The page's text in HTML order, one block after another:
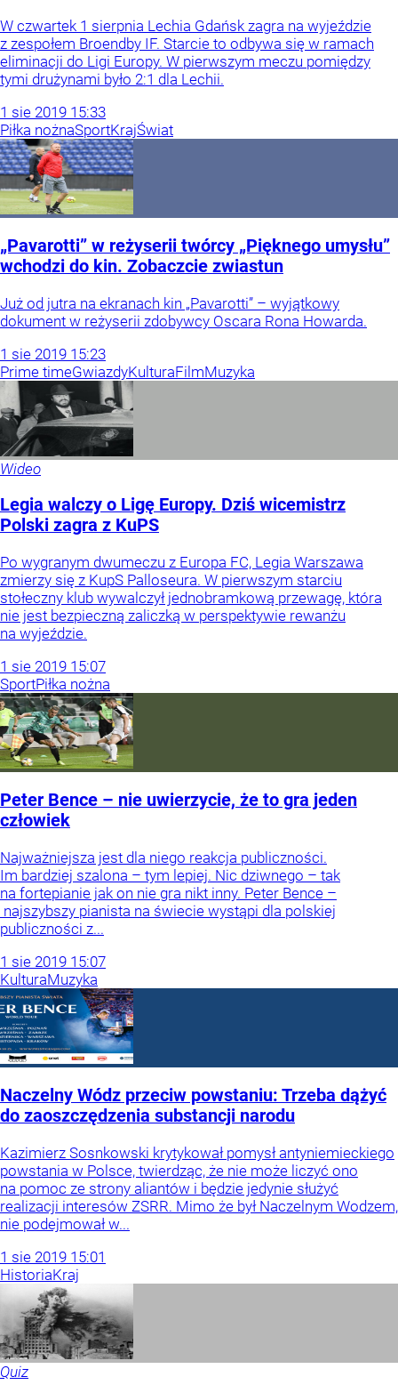
W czwartek 1 sierpnia Lechia Gdańsk zagra na wyjeździe
z zespołem Broendby IF. Starcie to odbywa się w ramach
eliminacji do Ligi Europy. W pierwszym meczu pomiędzy
tymi drużynami było 2:1 dla Lechii.
1 sie 2019 15:33
Piłka nożnaSportKrajŚwiat
„Pavarotti” w reżyserii twórcy „Pięknego umysłu”
wchodzi do kin. Zobaczcie zwiastun
Już od jutra na ekranach kin „Pavarotti” – wyjątkowy
dokument w reżyserii zdobywcy Oscara Rona Howarda.
1 sie 2019 15:23
Prime timeGwiazdyKulturaFilmMuzyka
Wideo
Legia walczy o Ligę Europy. Dziś wicemistrz
Polski zagra z KuPS
Po wygranym dwumeczu z Europa FC, Legia Warszawa
zmierzy się z KupS Palloseura. W pierwszym starciu
stołeczny klub wywalczył jednobramkową przewagę, która
nie jest bezpieczną zaliczką w perspektywie rewanżu
na wyjeździe.
1 sie 2019 15:07
SportPiłka nożna
Peter Bence – nie uwierzycie, że to gra jeden
człowiek
Najważniejsza jest dla niego reakcja publiczności.
Im bardziej szalona – tym lepiej. Nic dziwnego – tak
na fortepianie jak on nie gra nikt inny. Peter Bence –
najszybszy pianista na świecie wystąpi dla polskiej
publiczności z...
1 sie 2019 15:07
KulturaMuzyka
Naczelny Wódz przeciw powstaniu: Trzeba dążyć
do zaoszczędzenia substancji narodu
Kazimierz Sosnkowski krytykował pomysł antyniemieckiego
powstania w Polsce, twierdząc, że nie może liczyć ono
na pomoc ze strony aliantów i będzie jedynie służyć
realizacji interesów ZSRR. Mimo że był Naczelnym Wodzem,
nie podejmował w...
1 sie 2019 15:01
HistoriaKraj
Quiz